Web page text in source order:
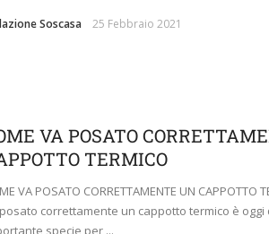
Soscasa 25 Febbraio 2021
VA POSATO
TERMICO
VA POSATO CORRETTAMENTE UN CAPPOTTO
correttamente un cappotto termico è oggi
specie per ...